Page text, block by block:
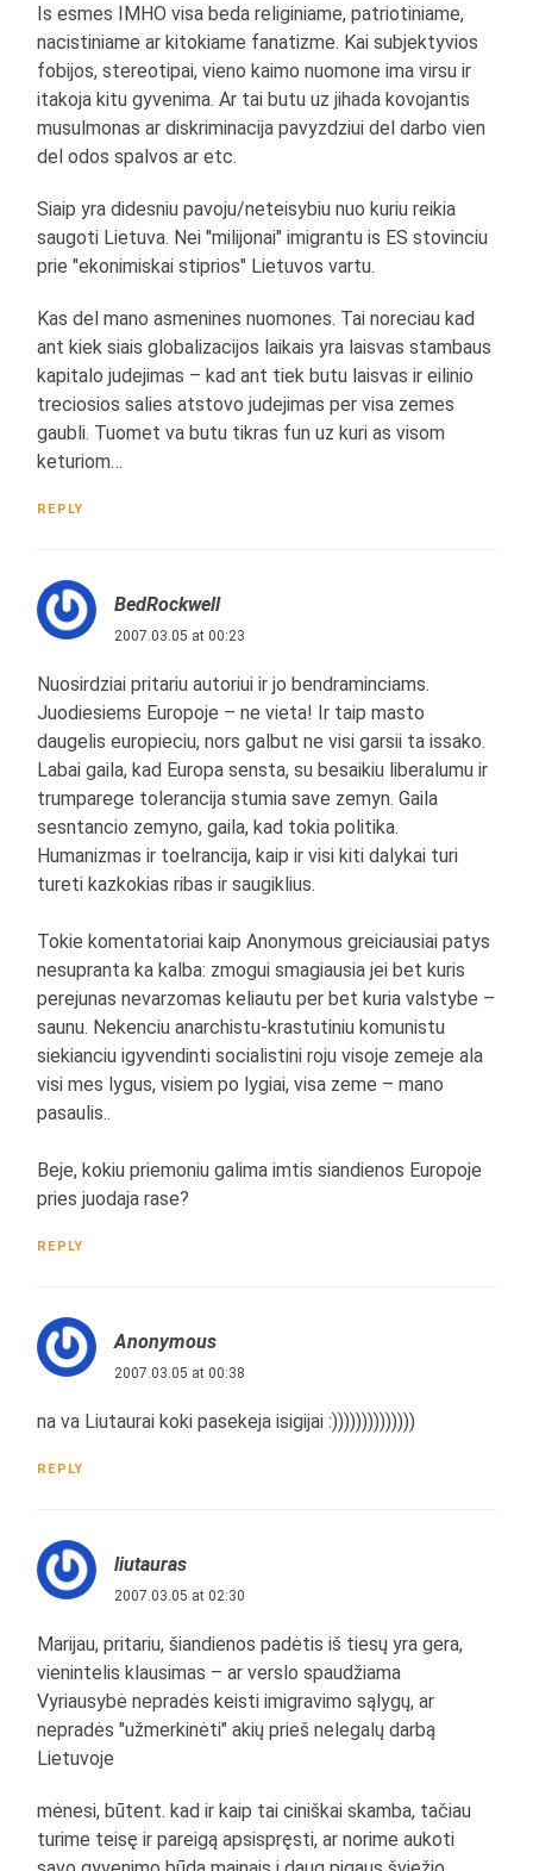
Is esmes IMHO visa beda religiniame, patriotiniame,
nacistiniame ar kitokiame fanatizme. Kai subjektyvios
fobijos, stereotipai, vieno kaimo nuomone ima virsu ir
itakoja kitu gyvenima. Ar tai butu uz jihada kovojantis
musulmonas ar diskriminacija pavyzdziui del darbo vien
del odos spalvos ar etc.
Siaip yra didesniu pavoju/neteisybiu nuo kuriu reikia
saugoti Lietuva. Nei "milijonai" imigrantu is ES stovinciu
prie "ekonimiskai stiprios" Lietuvos vartu.
Kas del mano asmenines nuomones. Tai noreciau kad
ant kiek siais globalizacijos laikais yra laisvas stambaus
kapitalo judejimas – kad ant tiek butu laisvas ir eilinio
treciosios salies atstovo judejimas per visa zemes
gaubli. Tuomet va butu tikras fun uz kuri as visom
keturiom…
REPLY
BedRockwell
2007.03.05 at 00:23
Nuosirdziai pritariu autoriui ir jo bendraminciams.
Juodiesiems Europoje – ne vieta! Ir taip masto
daugelis europieciu, nors galbut ne visi garsii ta issako.
Labai gaila, kad Europa sensta, su besaikiu liberalumu ir
trumparege tolerancija stumia save zemyn. Gaila
sesntancio zemyno, gaila, kad tokia politika.
Humanizmas ir toelrancija, kaip ir visi kiti dalykai turi
tureti kazkokias ribas ir saugiklius.
Tokie komentatoriai kaip Anonymous greiciausiai patys
nesupranta ka kalba: zmogui smagiausia jei bet kuris
perejunas nevarzomas keliautu per bet kuria valstybe –
saunu. Nekenciu anarchistu-krastutiniu komunistu
siekianciu igyvendinti socialistini roju visoje zemeje ala
visi mes lygus, visiem po lygiai, visa zeme – mano
pasaulis..
Beje, kokiu priemoniu galima imtis siandienos Europoje
pries juodaja rase?
REPLY
Anonymous
2007.03.05 at 00:38
na va Liutaurai koki pasekeja isigijai :))))))))))))))
REPLY
liutauras
2007.03.05 at 02:30
Marijau, pritariu, šiandienos padėtis iš tiesų yra gera,
vienintelis klausimas – ar verslo spaudžiama
Vyriausybė nepradės keisti imigravimo sąlygų, ar
nepradės "užmerkinėti" akių prieš nelegalų darbą
Lietuvoje
mėnesi, būtent. kad ir kaip tai ciniškai skamba, tačiau
turime teisę ir pareigą apsispręsti, ar norime aukoti